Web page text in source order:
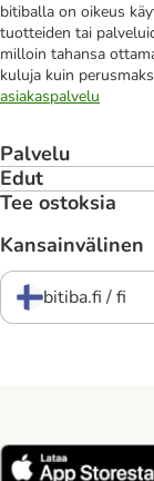
bitiballa on oikeus
tuotteiden tai
milloin tahansa
kuluja kuin
asiakaspalvelu
Palvelu
Edut
Tee ostoksia
Kansainvälinen
bitiba.fi / fi